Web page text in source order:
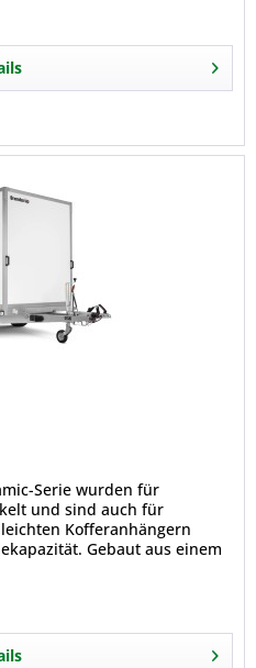
Serie wurden für
und sind auch für
Kofferanhängern
Gebaut aus einem